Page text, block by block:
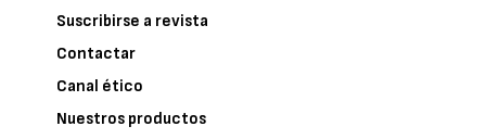
Suscribirse a revista
Contactar
Canal ético
Nuestros productos